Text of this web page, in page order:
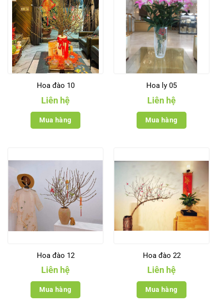
Hoa đào 10
Liên hệ
Mua hàng
Hoa ly 05
Liên hệ
Mua hàng
Hoa đào 12
Liên hệ
Mua hàng
Hoa đào 22
Liên hệ
Mua hàng